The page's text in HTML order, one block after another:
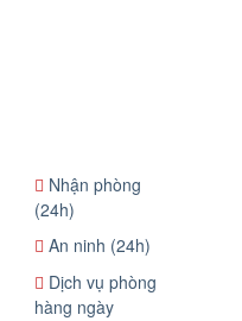
Nhận phòng
(24h)
An ninh (24h)
Dịch vụ phòng
hàng ngày